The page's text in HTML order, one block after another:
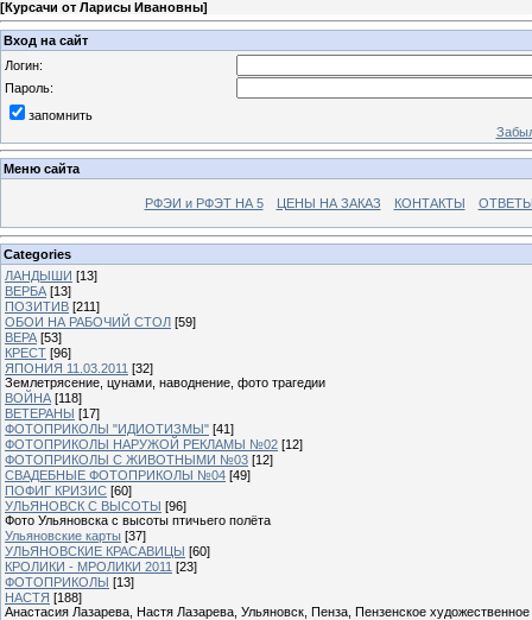
[Курсачи от Ларисы Ивановны]
Вход на сайт
Логин:
Пароль:
запомнить
Меню сайта
РФЭИ и РФЭТ НА 5 ЦЕНЫ НА ЗАКАЗ КОНТАКТЫ
Categories
ЛАНДЫШИ [13]
ВЕРБА [13]
ПОЗИТИВ [211]
ОБОИ НА РАБОЧИЙ СТОЛ [59]
ВЕРА [53]
КРЕСТ [96]
ЯПОНИЯ 11.03.2011 [32]
Землетрясение, цунами, наводнение, фото трагедии
ВОЙНА [118]
ВЕТЕРАНЫ [17]
ФОТОПРИКОЛЫ "ИДИОТИЗМЫ" [41]
ФОТОПРИКОЛЫ НАРУЖОЙ РЕКЛАМЫ №02 [12]
ФОТОПРИКОЛЫ С ЖИВОТНЫМИ №03 [12]
СВАДЕБНЫЕ ФОТОПРИКОЛЫ №04 [49]
ПОФИГ КРИЗИС [60]
УЛЬЯНОВСК С ВЫСОТЫ [96]
Фото Ульяновска с высоты птичьего полёта
Ульяновские карты [37]
УЛЬЯНОВСКИЕ КРАСАВИЦЫ [60]
КРОЛИКИ - МРОЛИКИ 2011 [23]
ФОТОПРИКОЛЫ [13]
НАСТЯ [188]
Анастасия Лазарева, Настя Лазарева, Ульяновск, Пенза, Пензенское